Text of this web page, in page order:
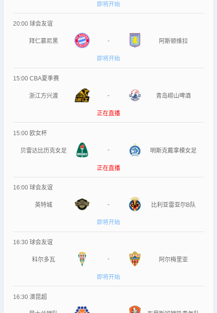
即将开始
20:00 球会友谊
拜仁慕尼黑 - 阿斯顿维拉
即将开始
15:00 CBA夏季赛
浙江方兴渡 - 青岛崂山啤酒
正在直播
15:00 欧女杯
贝雷达比历克女足 - 明斯克戴拿模女足
正在直播
16:00 球会友谊
英特城 - 比利亚雷亚尔B队
即将开始
16:30 球会友谊
科尔多瓦 - 阿尔梅里亚
即将开始
16:30 澳昆超